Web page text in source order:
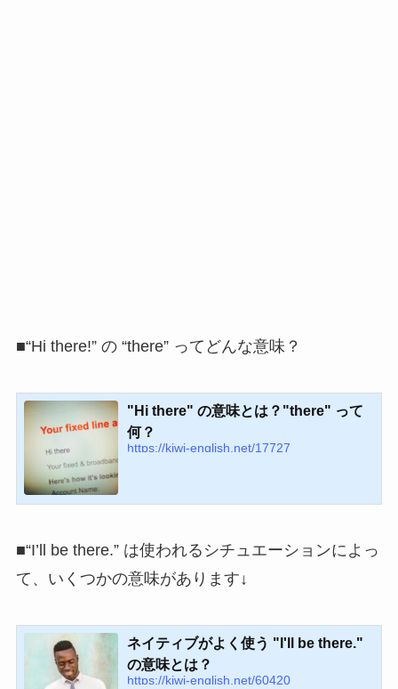
■“Hi there!” の “there” ってどんな意味？
"Hi there" の意味とは？"there" って
何？
https://kiwi-english.net/17727
■“I’ll be there.” は使われるシチュエーションによっ
て、いくつかの意味があります↓
ネイティブがよく使う "I'll be there."
の意味とは？
https://kiwi-english.net/60420